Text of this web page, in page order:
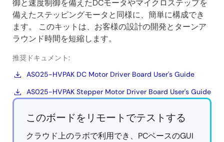
御と速度制御を備えたDCモータやマイクロステップを
備えたステッピングモータと同様に、簡単に構成でき
ます。 このキットは、お客様の設計の開発とターンア
ラウンド時間を短縮します。
推奨ドキュメント:
AS025-HVPAK DC Motor Driver Board User's Guide
AS025-HVPAK Stepper Motor Driver Board User's Guide
このボードをリモートでテストする
クラウド上のラボで利用でき、PCベースのGUI